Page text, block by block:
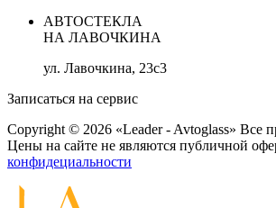
АВТОСТЕКЛА
НА ЛАВОЧКИНА
ул. Лавочкина, 23с3
Записаться на сервис
Copyright © 2026 «Leader - Avtoglass» Все
Цены на сайте не являются публичной
конфидециальности